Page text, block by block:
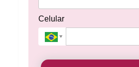
Celular